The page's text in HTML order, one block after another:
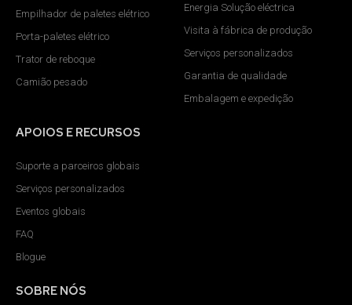
Empilhador de paletes elétrico
Porta-paletes elétrico
Trator de reboque
Camião pesado
Energia Solução eléctrica
Visita à fábrica de produção
Serviços personalizados
Garantia de qualidade
Embalagem e expedição
APOIOS E RECURSOS
Suporte a parceiros globais
Serviços personalizados
Eventos globais
FAQ
Blogue
SOBRE NÓS